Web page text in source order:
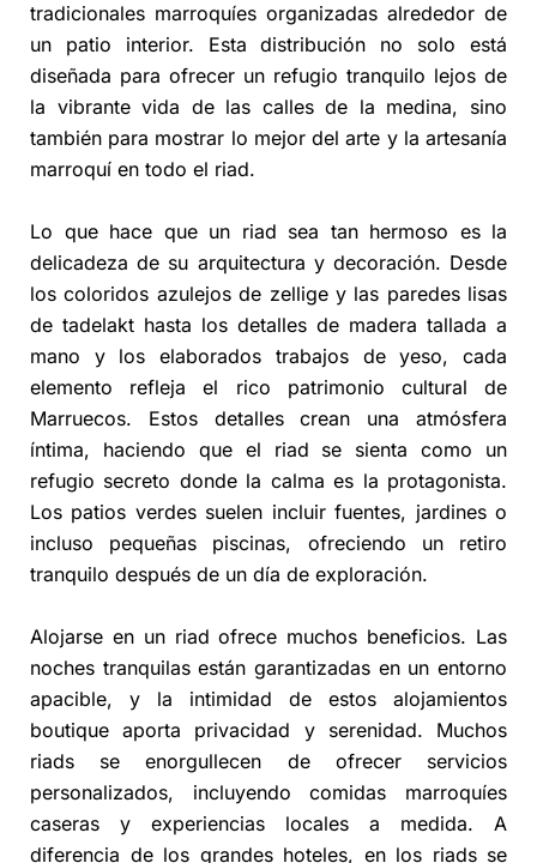
tradicionales marroquíes organizadas alrededor de
un patio interior. Esta distribución no solo está
diseñada para ofrecer un refugio tranquilo lejos de
la vibrante vida de las calles de la medina, sino
también para mostrar lo mejor del arte y la artesanía
marroquí en todo el riad.
Lo que hace que un riad sea tan hermoso es la
delicadeza de su arquitectura y decoración. Desde
los coloridos azulejos de zellige y las paredes lisas
de tadelakt hasta los detalles de madera tallada a
mano y los elaborados trabajos de yeso, cada
elemento refleja el rico patrimonio cultural de
Marruecos. Estos detalles crean una atmósfera
íntima, haciendo que el riad se sienta como un
refugio secreto donde la calma es la protagonista.
Los patios verdes suelen incluir fuentes, jardines o
incluso pequeñas piscinas, ofreciendo un retiro
tranquilo después de un día de exploración.
Alojarse en un riad ofrece muchos beneficios. Las
noches tranquilas están garantizadas en un entorno
apacible, y la intimidad de estos alojamientos
boutique aporta privacidad y serenidad. Muchos
riads se enorgullecen de ofrecer servicios
personalizados, incluyendo comidas marroquíes
caseras y experiencias locales a medida. A
diferencia de los grandes hoteles, en los riads se